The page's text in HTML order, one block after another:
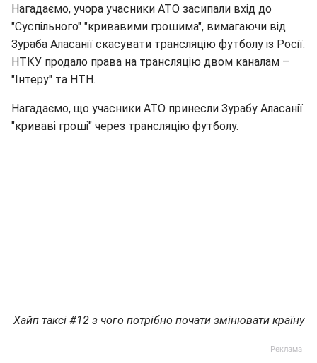
Нагадаємо, учора учасники АТО засипали вхід до
"Суспільного" "кривавими грошима", вимагаючи від
Зураба Аласанії скасувати трансляцію футболу із Росії.
НТКУ продало права на трансляцію двом каналам –
"Інтеру" та НТН.
Нагадаємо, що учасники АТО принесли Зурабу Аласанії
"криваві гроші" через трансляцію футболу.
Хайп таксі #12 з чого потрібно почати змінювати країну